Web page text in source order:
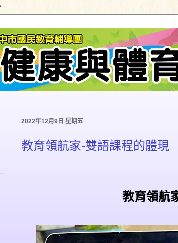
2022年12月9日 星期五
教育領航家-雙語課程的體現
教育領航